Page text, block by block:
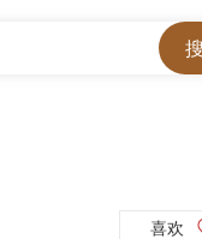
喜欢